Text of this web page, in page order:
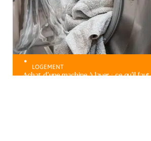
LOGEMENT
Achat d’une machine à laver : ce qu’il